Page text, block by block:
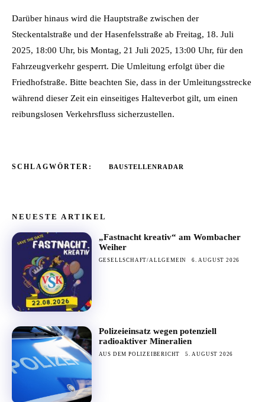
Darüber hinaus wird die Hauptstraße zwischen der
Steckentalstraße und der Hasenfelsstraße ab Freitag, 18. Juli
2025, 18:00 Uhr, bis Montag, 21 Juli 2025, 13:00 Uhr, für den
Fahrzeugverkehr gesperrt. Die Umleitung erfolgt über die
Friedhofstraße. Bitte beachten Sie, dass in der Umleitungsstrecke
während dieser Zeit ein einseitiges Halteverbot gilt, um einen
reibungslosen Verkehrsfluss sicherzustellen.
SCHLAGWÖRTER: BAUSTELLENRADAR
NEUESTE ARTIKEL
„Fastnacht kreativ“ am Wombacher
Weiher
GESELLSCHAFT/ALLGEMEIN 6. AUGUST 2026
Polizeieinsatz wegen potenziell
radioaktiver Mineralien
AUS DEM POLIZEIBERICHT 5. AUGUST 2026